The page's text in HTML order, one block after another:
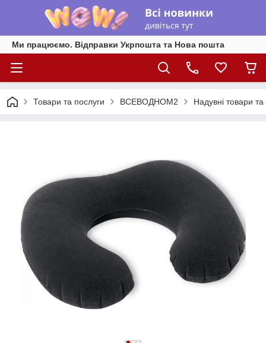
Ми працюємо. Відправки Укрпошта та Нова пошта
Товари та послуги ВСЕВОДНОМ2 Надувні товари